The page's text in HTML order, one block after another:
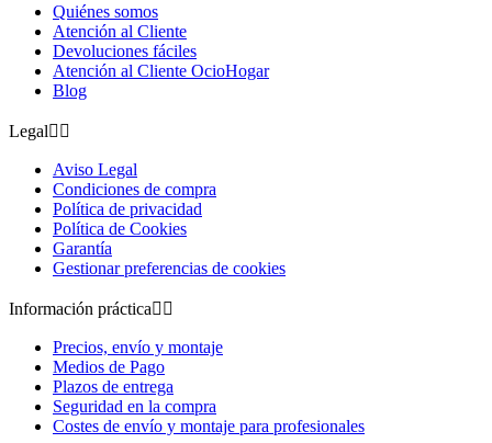
Quiénes somos
Atención al Cliente
Devoluciones fáciles
Atención al Cliente OcioHogar
Blog
Legal 
Aviso Legal
Condiciones de compra
Política de privacidad
Política de Cookies
Garantía
Gestionar preferencias de cookies
Información práctica 
Precios, envío y montaje
Medios de Pago
Plazos de entrega
Seguridad en la compra
Costes de envío y montaje para profesionales